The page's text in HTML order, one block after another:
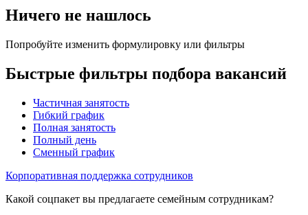
Ничего не нашлось
Попробуйте изменить формулировку или фильтры
Быстрые фильтры подбора вакансий
Частичная занятость
Гибкий график
Полная занятость
Полный день
Сменный график
Корпоративная поддержка сотрудников
Какой соцпакет вы предлагаете семейным сотрудникам?